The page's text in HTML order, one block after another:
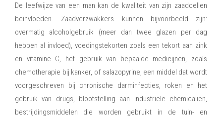
De leefwijze van een man kan de kwaliteit van zijn zaadcellen
beinvloeden. Zaadverzwakkers kunnen bijvoorbeeld zijn:
overmatig alcoholgebruik (meer dan twee glazen per dag
hebben al invloed), voedingstekorten zoals een tekort aan zink
en vitamine C, het gebruik van bepaalde medicijnen, zoals
chemotherapie bij kanker, of salazopyrine, een middel dat wordt
voorgeschreven bij chronische darminfecties, roken en het
gebruik van drugs, blootstelling aan industriële chemicaliën,
bestrijdingsmiddelen die worden gebruikt in de tuin- en